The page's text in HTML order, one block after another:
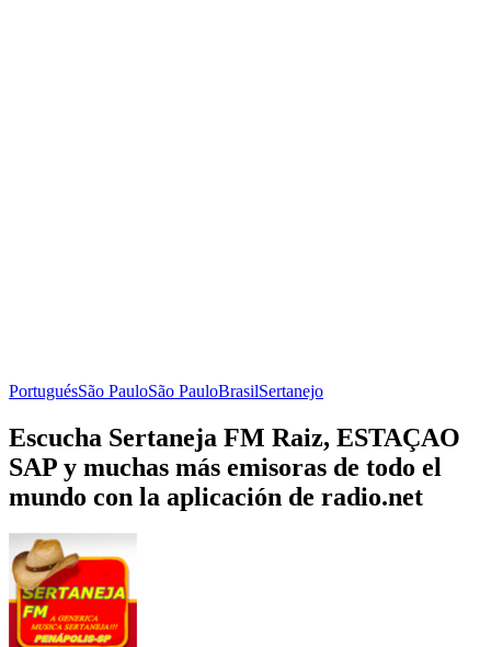
PortuguésSão PauloSão PauloBrasilSertanejo
Escucha Sertaneja FM Raiz, ESTAÇAO
SAP y muchas más emisoras de todo el
mundo con la aplicación de radio.net